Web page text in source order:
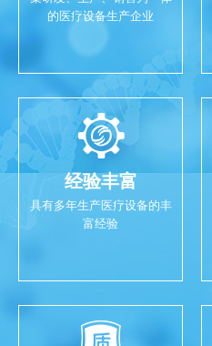
的医疗设备生产企业
经验丰富
具有多年生产医疗设备的丰
富经验